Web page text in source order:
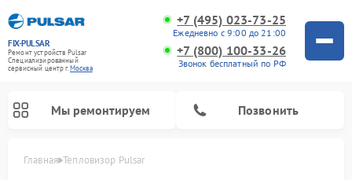
FIX-PULSAR
Ремонт устройств Pulsar
Специализированный
cервисный центр г.Москва
+7 (495) 023-73-25
Ежедневно с 9:00 до 21:00
+7 (800) 100-33-26
Звонок бесплатный по РФ
Мы ремонтируем Позвонить
Главная Тепловизор Pulsar